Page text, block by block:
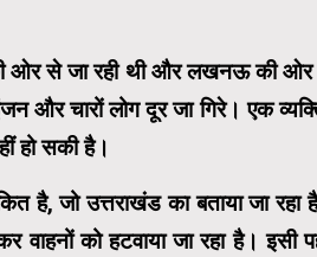
ओर से जा रही थी और लखनऊ की
और चारों लोग दूर जा गिरे। एक
हो सकी है।
है, जो उत्तराखंड का बताया जा
वाहनों को हटवाया जा रहा है।